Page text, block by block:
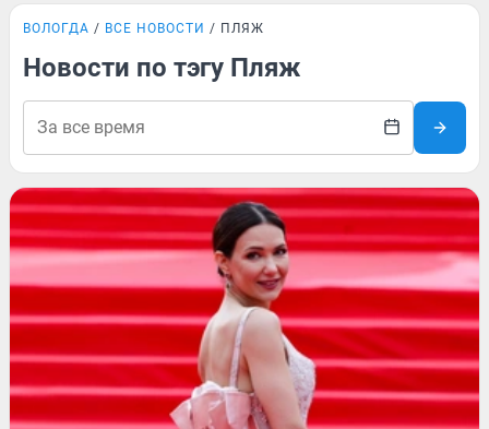
ВОЛОГДА ВСЕ НОВОСТИ ПЛЯЖ
Новости по тэгу Пляж